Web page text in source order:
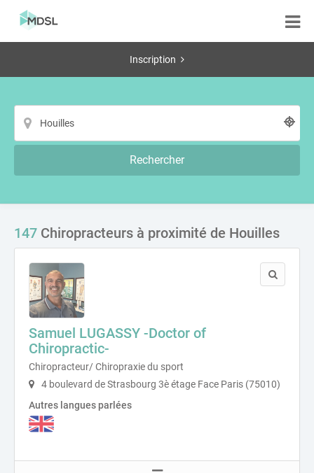
Inscription
Rechercher
147 Chiropracteurs à proximité de Houilles
Samuel LUGASSY -Doctor of
Chiropractic-
Chiropracteur/ Chiropraxie du sport
4 boulevard de Strasbourg 3è étage Face Paris (75010)
Autres langues parlées